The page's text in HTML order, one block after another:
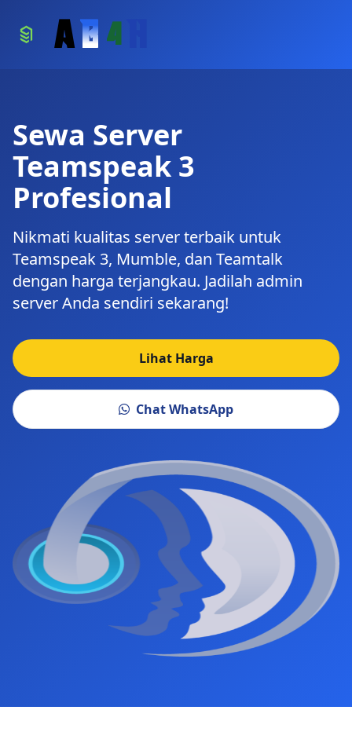
AB 4
Sewa Server
Teamspeak 3
Profesional
Nikmati kualitas server terbaik untuk
Teamspeak 3, Mumble, dan Teamtalk
dengan harga terjangkau. Jadilah admin
server Anda sendiri sekarang!
Lihat Harga
Chat WhatsApp